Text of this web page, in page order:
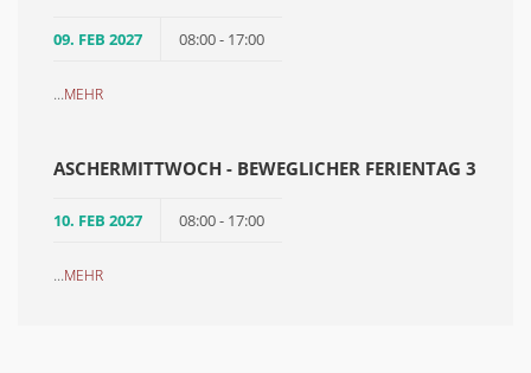
09. FEB 2027 08:00 - 17:00
...MEHR
ASCHERMITTWOCH - BEWEGLICHER FERIENTAG 3
10. FEB 2027 08:00 - 17:00
...MEHR